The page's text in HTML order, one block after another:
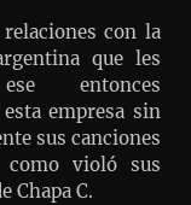
con la
que les
entonces
empresa sin
sus canciones
como violó sus
Chapa C.